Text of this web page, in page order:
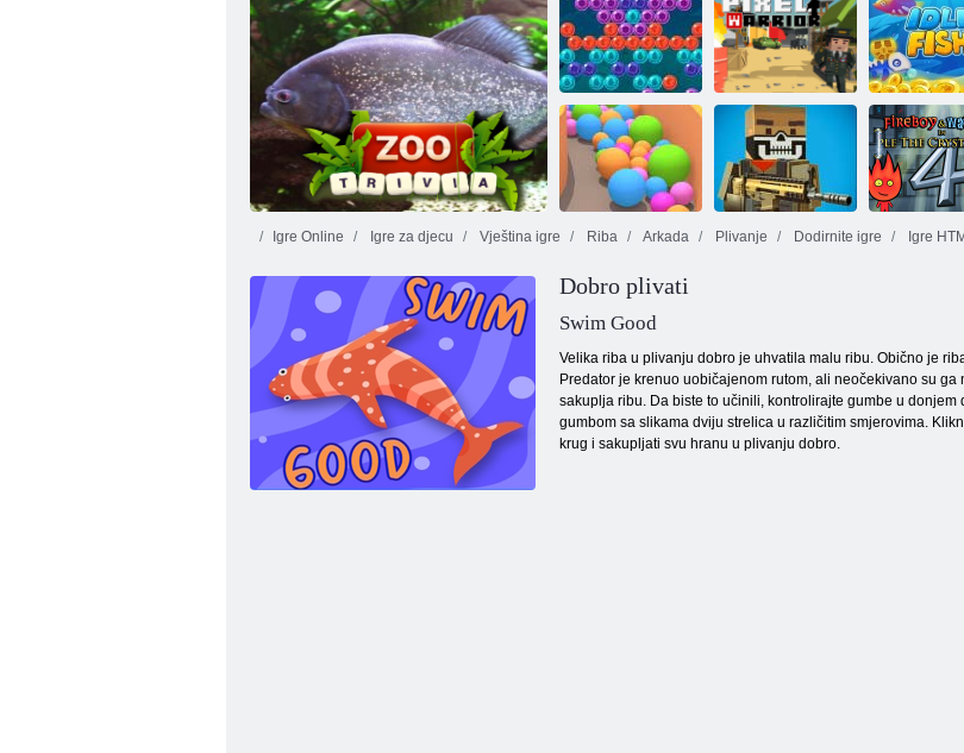
Riba za spašavanje
Mačka hvata
ribu
Fuzija ribe
Zoološki vrt
Jet
Pucač mjehurića Pixel ratnik Riba koja
Kuglice od
pijeska
Igre Online Igre za djecu Vještina igre Riba Arkada Plivanje Dodirnite igre Igre
Dobro plivati
Swim Good
Velika riba u plivanju dobro je uhvatila malu ribu. Obično je
Predator je krenuo uobičajenom rutom, ali neočekivano su
sakuplja ribu. Da biste to učinili, kontrolirajte gumbe u
gumbom sa slikama dviju strelica u različitim smjerovima.
krug i sakupljati svu hranu u plivanju dobro.